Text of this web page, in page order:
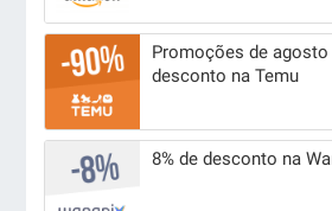
Promoções de agosto
desconto na Temu
8% de desconto na